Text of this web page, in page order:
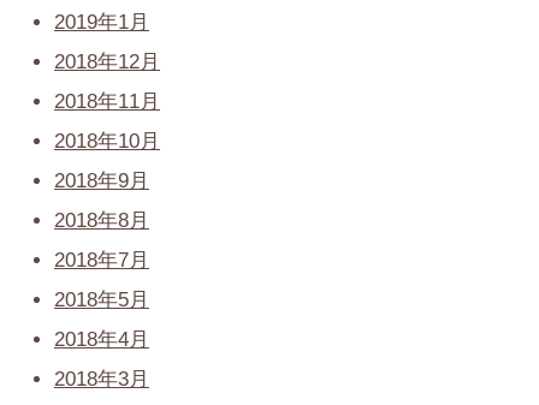
2019年1月
2018年12月
2018年11月
2018年10月
2018年9月
2018年8月
2018年7月
2018年5月
2018年4月
2018年3月